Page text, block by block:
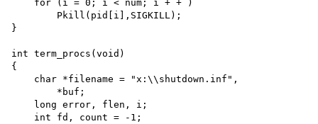
    for (i = 0; i < num; i + + )
        Pkill(pid[i],SIGKILL);
}
int term_procs(void)
{
    char *filename = "x:\\shutdown.inf",
        *buf;
    long error, flen, i;
    int fd, count = -1;